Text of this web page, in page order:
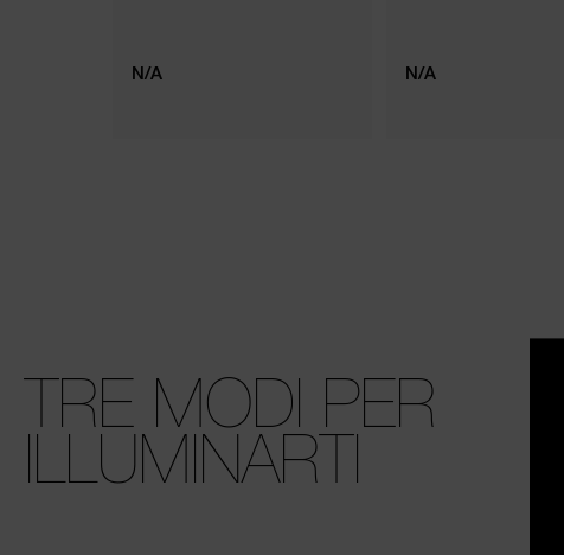
N/A N/A
TRE MODI PER
ILLUMINARTI